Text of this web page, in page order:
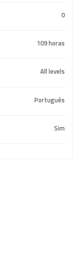
0
109 horas
All levels
Português
Sim